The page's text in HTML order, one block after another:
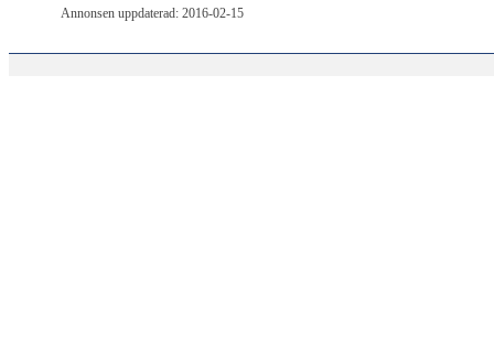
Annonsen uppdaterad: 2016-02-15